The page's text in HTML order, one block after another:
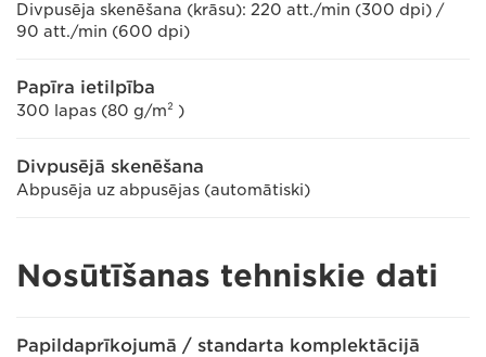
Divpusēja skenēšana (krāsu): 220 att./min (300 dpi) /
90 att./min (600 dpi)
Papīra ietilpība
300 lapas (80 g/m² )
Divpusējā skenēšana
Abpusēja uz abpusējas (automātiski)
Nosūtīšanas tehniskie dati
Papildaprīkojumā / standarta komplektācijā